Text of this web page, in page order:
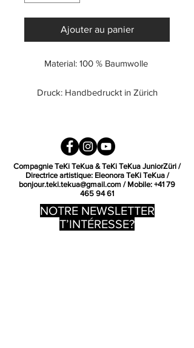
Ajouter au panier
Material: 100 % Baumwolle
Druck: Handbedruckt in Zürich
Links waschen und bügeln
Gerader schnitt, Unisex
Compagnie TeKi TeKua & TeKi TeKua JuniorZüri /
Directrice artistique: Eleonora TeKi TeKua /
bonjour.teki.tekua@gmail.com / Mobile: +41 79
465 94 61
NOTRE NEWSLETTER
T’INTÉRESSE?